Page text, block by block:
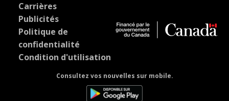
Carrières
Publicités
Politique de
confidentialité
Condition d'utilisation
Consultez vos nouvelles sur mobile.